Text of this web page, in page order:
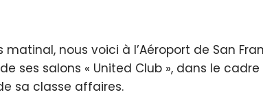
matinal, nous voici à l’Aéroport de San
ses salons « United Club », dans le
sa classe affaires.